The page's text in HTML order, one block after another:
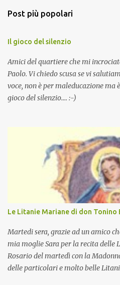
Post più popolari
Il gioco del silenzio
Amici del quartiere che mi
Paolo. Vi chiedo scusa se vi
voce, non è per maleducazione ma
gioco del silenzio.... :-)
Le Litanie Mariane di don Tonino
Martedi sera, grazie ad un amico
mia moglie Sara per la recita delle
Rosario del martedì con la
delle particolari e molto belle